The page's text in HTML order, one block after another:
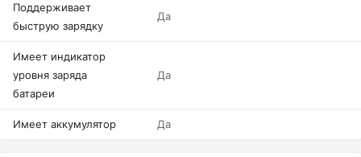
Поддерживает
быструю зарядку
Да
Имеет индикатор
уровня заряда
батареи
Да
Имеет аккумулятор Да